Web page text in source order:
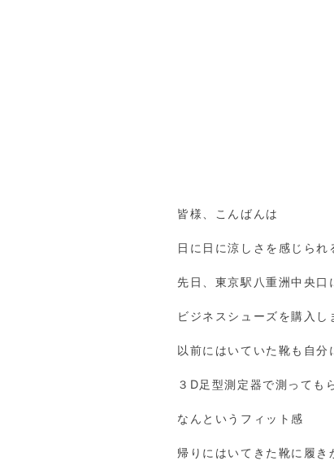
皆様、こんばんは
日に日に涼しさを感じられ
先日、東京駅八重洲中央
ビジネスシューズを購入し
以前にはいていた靴も自
３D足型測定器で測っても
なんというフィット感
帰りにはいてきた靴に履き